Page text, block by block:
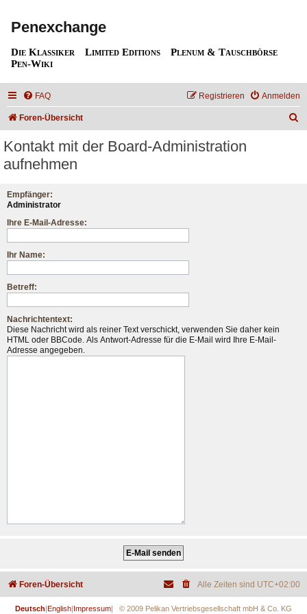
Penexchange
Die Klassiker Limited Editions
Plenum & Tauschbörse
Pen-Wiki
FAQ Anmelden
Registrieren
Foren-Übersicht
Kontakt mit der Board-Administration
aufnehmen
Empfänger:
Administrator
Ihre E-Mail-Adresse:
Ihr Name:
Betreff:
Nachrichtentext:
Diese Nachricht wird als reiner Text verschickt, verwenden Sie daher kein
HTML oder BBCode. Als Antwort-Adresse für die E-Mail wird Ihre E-Mail-
Adresse angegeben.
Foren-Übersicht Alle Zeiten sind UTC+02:00
Deutsch|English|Impressum| © 2009 Pelikan Vertriebsgesellschaft mbH & Co. KG